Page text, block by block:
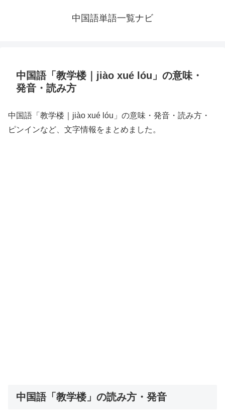
中国語単語一覧ナビ
中国語「教学楼｜jiào xué lóu」の意味・
発音・読み方
中国語「教学楼｜jiào xué lóu」の意味・発音・読み方・
ピンインなど、文字情報をまとめました。
中国語「教学楼」の読み方・発音